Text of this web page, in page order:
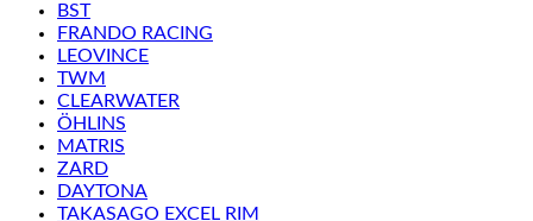
BST
FRANDO RACING
LEOVINCE
TWM
CLEARWATER
ÖHLINS
MATRIS
ZARD
DAYTONA
TAKASAGO EXCEL RIM